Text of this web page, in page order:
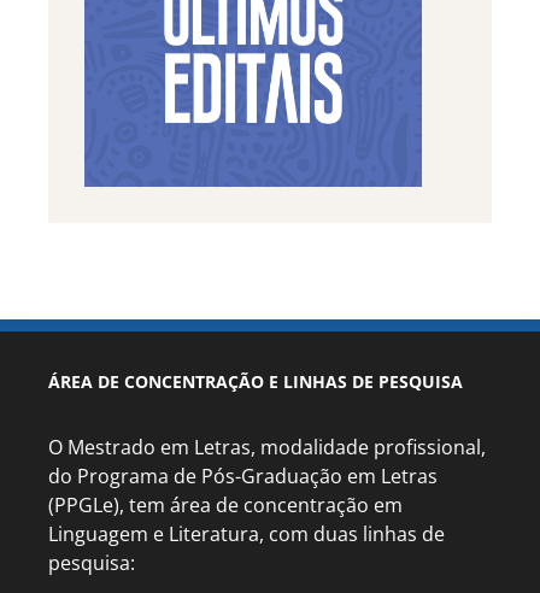
ÁREA DE CONCENTRAÇÃO E LINHAS DE PESQUISA
O Mestrado em Letras, modalidade profissional,
do Programa de Pós-Graduação em Letras
(PPGLe), tem área de concentração em
Linguagem e Literatura, com duas linhas de
pesquisa: